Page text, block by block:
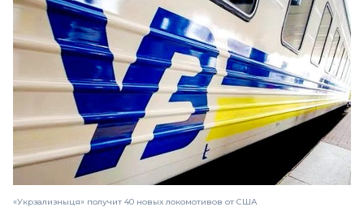
«Укрзализныця» получит 40 новых локомотивов от США